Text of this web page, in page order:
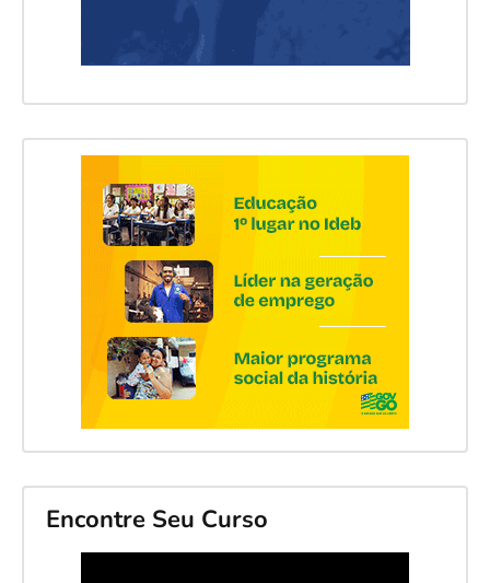
Encontre Seu Curso